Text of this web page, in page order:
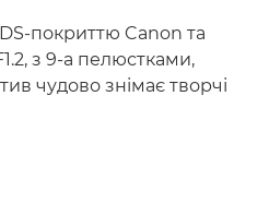
покриттю Canon та
з 9-а пелюстками,
чудово знімає творчі